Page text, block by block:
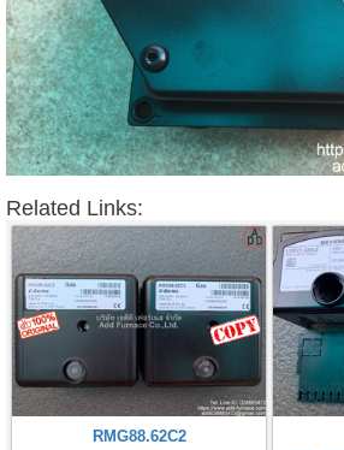
Related Links:
RMG88.62C2